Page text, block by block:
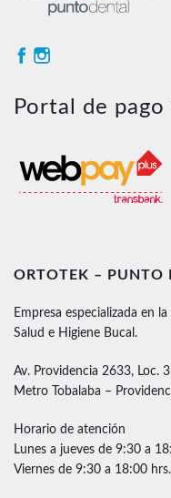
Portal de pago
ORTOTEK – PUNTO
Empresa especializada en
Salud e Higiene Bucal.
Av. Providencia 2633, Loc.
Metro Tobalaba –
Horario de atención
Lunes a jueves de 9:30 a
Viernes de 9:30 a 18:00 hrs.